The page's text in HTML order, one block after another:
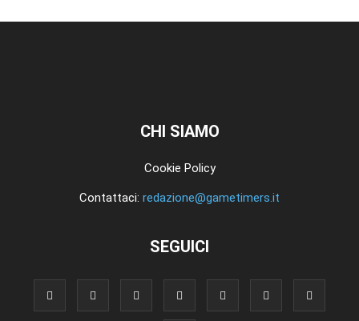
CHI SIAMO
Cookie Policy
Contattaci: redazione@gametimers.it
SEGUICI